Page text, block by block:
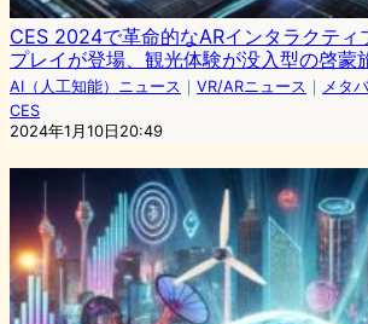
CES 2024で革命的なARインタラクティ
プレイが登場、観光体験が没入型の啓蒙
AI（人工知能）ニュース ｜ VR/ARニュース ｜ メタ
CES
2024年1月10日20:49